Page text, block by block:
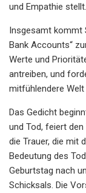
und Empathie stellt.
Insgesamt kommt
Bank Accounts“
Werte und
antreiben, und
mitfühlendere
Das Gedicht
und Tod, feiert
die Trauer, die mit
Bedeutung des
Geburtstag nach
Schicksals. Die